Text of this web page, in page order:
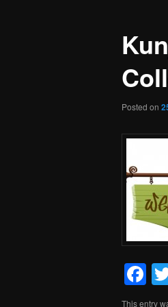
Posted on
This entry